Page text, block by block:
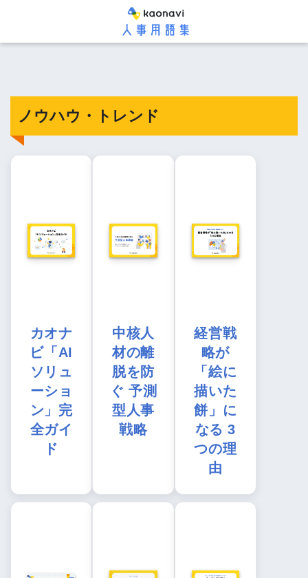
ノウハウ・トレンド
カオナ
ビ「AI
ソリュ
ーショ
ン」完
全ガイ
ド
中核人
材の離
脱を防
ぐ 予測
型人事
戦略
経営戦
略が
「絵に
描いた
餅」に
なる 3
つの理
由